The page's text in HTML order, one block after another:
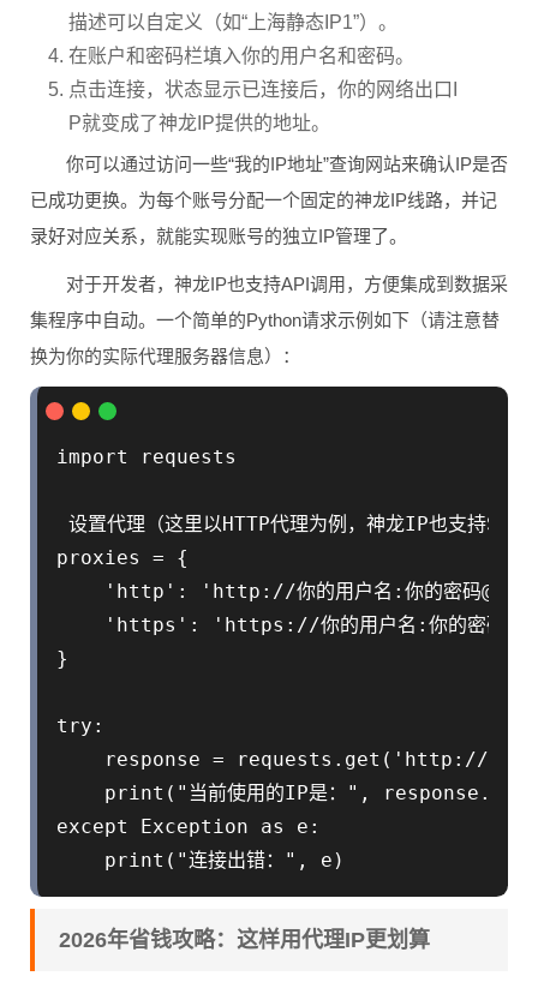
描述可以自定义（如“上海静态IP1”）。
在账户和密码栏填入你的用户名和密码。
点击连接，状态显示已连接后，你的网络出口I
P就变成了神龙IP提供的地址。
你可以通过访问一些“我的IP地址”查询网站来确认IP是否
已成功更换。为每个账号分配一个固定的神龙IP线路，并记
录好对应关系，就能实现账号的独立IP管理了。
对于开发者，神龙IP也支持API调用，方便集成到数据采
集程序中自动。一个简单的Python请求示例如下（请注意替
换为你的实际代理服务器信息）：
import requests
设置代理（这里以HTTP代理为例，神龙IP也支持
proxies = {
'http': 'http://你的用户名:你的密码@代理
'https': 'https://你的用户名:你的密码@代
}
try:
response = requests.get('http://
print("当前使用的IP是：",
except Exception as e:
2026年省钱攻略：这样用代理IP更划算